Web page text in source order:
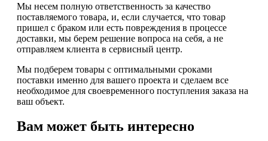
Мы несем полную ответственность за качество
поставляемого товара, и, если случается, что товар
пришел с браком или есть повреждения в процессе
доставки, мы берем решение вопроса на себя, а не
отправляем клиента в сервисный центр.
Мы подберем товары с оптимальными сроками
поставки именно для вашего проекта и сделаем все
необходимое для своевременного поступления заказа на
ваш объект.
Вам может быть интересно